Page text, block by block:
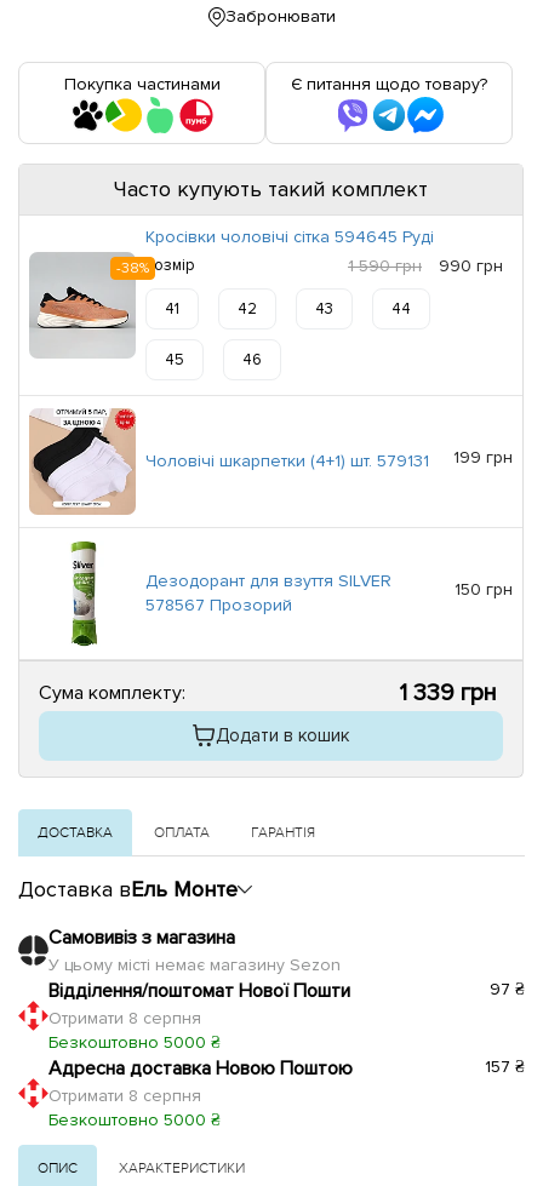
Забронювати
Покупка частинами Є питання щодо товару?
Часто купують такий комплект
-38%
Кросівки чоловічі сітка 594645 Руді
Розмір 1 590 грн 990 грн
41 42 43 44
45 46
Чоловічі шкарпетки (4+1) шт. 579131 199 грн
Дезодорант для взуття SILVER
578567 Прозорий
150 грн
Сума комплекту: 1 339 грн
Додати в кошик
ДОСТАВКА ОПЛАТА ГАРАНТІЯ
Доставка вЕль Монте
Самовивіз з магазина
У цьому місті немає магазину Sezon
Відділення/поштомат Нової Пошти
Отримати 8 серпня
Безкоштовно 5000 ₴
97 ₴
Адресна доставка Новою Поштою
Отримати 8 серпня
Безкоштовно 5000 ₴
157 ₴
ОПИС ХАРАКТЕРИСТИКИ